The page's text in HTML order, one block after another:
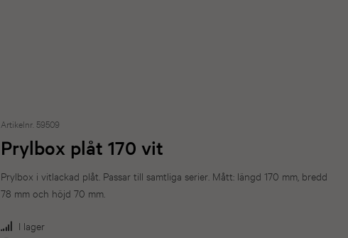
Artikelnr. 59509
Prylbox plåt 170 vit
Prylbox i vitlackad plåt. Passar till samtliga serier. Mått: längd 170 mm, bredd
78 mm och höjd 70 mm.
I lager